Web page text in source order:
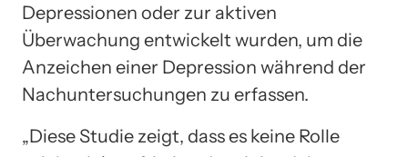
Depressionen oder zur aktiven
Überwachung entwickelt wurden, um die
Anzeichen einer Depression während der
Nachuntersuchungen zu erfassen.
„Diese Studie zeigt, dass es keine Rolle